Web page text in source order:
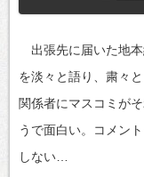
出張先に届いた地本
を淡々と語り、粛々
関係者にマスコミが
うで面白い。コメン
しない…